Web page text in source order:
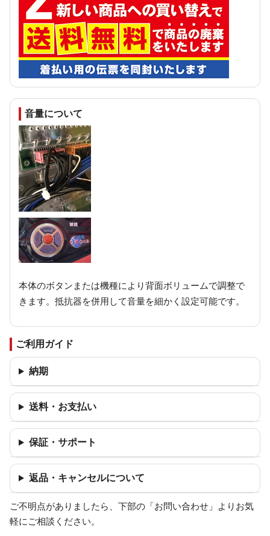
音量について
本体のボタンまたは機種により背面ボリュームで調整で
きます。抵抗器を併用して音量を細かく設定可能です。
ご利用ガイド
納期
送料・お支払い
保証・サポート
返品・キャンセルについて
ご不明点がありましたら、下部の「お問い合わせ」よりお気
軽にご相談ください。